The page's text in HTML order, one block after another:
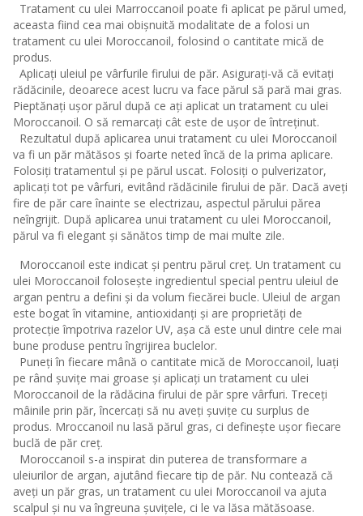
Tratament cu ulei Marroccanoil poate fi aplicat pe părul umed,
aceasta fiind cea mai obișnuită modalitate de a folosi un
tratament cu ulei Moroccanoil, folosind o cantitate mică de
produs.
Aplicați uleiul pe vârfurile firului de păr. Asigurați-vă că evitați
rădăcinile, deoarece acest lucru va face părul să pară mai gras.
Pieptănați ușor părul după ce ați aplicat un tratament cu ulei
Moroccanoil. O să remarcați cât este de ușor de întreținut.
Rezultatul după aplicarea unui tratament cu ulei Moroccanoil
va fi un păr mătăsos și foarte neted încă de la prima aplicare.
Folosiți tratamentul și pe părul uscat. Folosiți o pulverizator,
aplicați tot pe vârfuri, evitând rădăcinile firului de păr. Dacă aveți
fire de păr care înainte se electrizau, aspectul părului părea
neîngrijit. După aplicarea unui tratament cu ulei Moroccanoil,
părul va fi elegant și sănătos timp de mai multe zile.
Moroccanoil este indicat și pentru părul creț. Un tratament cu
ulei Moroccanoil folosește ingredientul special pentru uleiul de
argan pentru a defini și da volum fiecărei bucle. Uleiul de argan
este bogat în vitamine, antioxidanți și are proprietăți de
protecție împotriva razelor UV, așa că este unul dintre cele mai
bune produse pentru îngrijirea buclelor.
Puneți în fiecare mână o cantitate mică de Moroccanoil, luați
pe rând șuvițe mai groase și aplicați un tratament cu ulei
Moroccanoil de la rădăcina firului de păr spre vârfuri. Treceți
mâinile prin păr, încercați să nu aveți șuvițe cu surplus de
produs. Mroccanoil nu lasă părul gras, ci definește ușor fiecare
buclă de păr creț.
Moroccanoil s-a inspirat din puterea de transformare a
uleiurilor de argan, ajutând fiecare tip de păr. Nu contează că
aveți un păr gras, un tratament cu ulei Moroccanoil va ajuta
scalpul și nu va îngreuna șuvițele, ci le va lăsa mătăsoase.